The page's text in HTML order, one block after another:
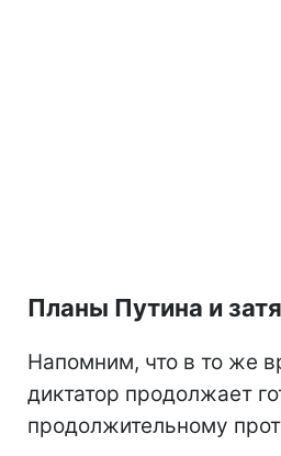
Планы Путина и
Напомним, что в то же
диктатор продолжает
продолжительному